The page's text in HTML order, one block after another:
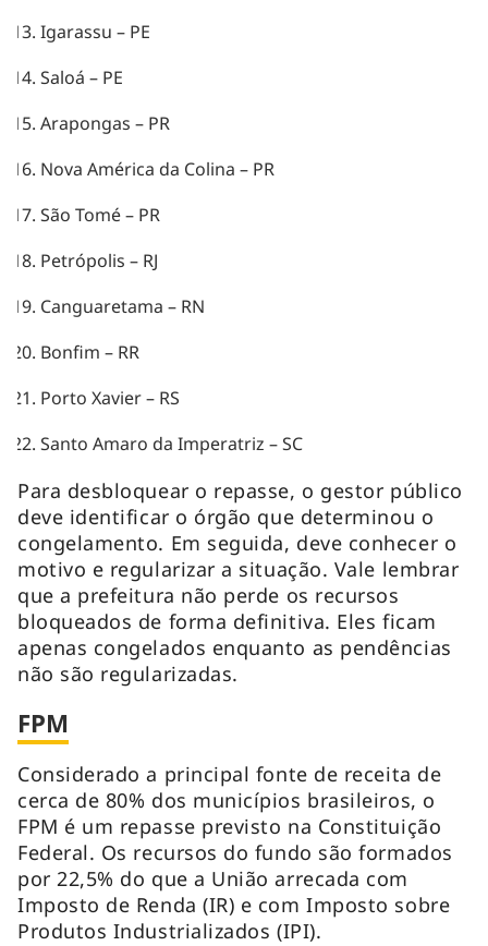
Igarassu – PE
Saloá – PE
Arapongas – PR
Nova América da Colina – PR
São Tomé – PR
Petrópolis – RJ
Canguaretama – RN
Bonfim – RR
Porto Xavier – RS
Santo Amaro da Imperatriz – SC
Para desbloquear o repasse, o gestor público
deve identificar o órgão que determinou o
congelamento. Em seguida, deve conhecer o
motivo e regularizar a situação. Vale lembrar
que a prefeitura não perde os recursos
bloqueados de forma definitiva. Eles ficam
apenas congelados enquanto as pendências
não são regularizadas.
FPM
Considerado a principal fonte de receita de
cerca de 80% dos municípios brasileiros, o
FPM é um repasse previsto na Constituição
Federal. Os recursos do fundo são formados
por 22,5% do que a União arrecada com
Imposto de Renda (IR) e com Imposto sobre
Produtos Industrializados (IPI).